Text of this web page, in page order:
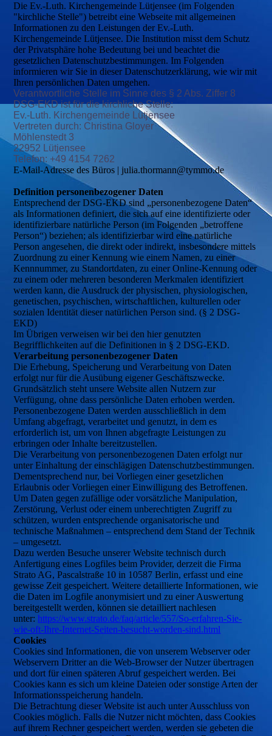
Die Ev.-Luth. Kirchengemeinde Lütjensee (im Folgenden
"kirchliche Stelle") betreibt eine Webseite mit allgemeinen
Informationen zu den Leistungen der Ev.-Luth.
Kirchengemeinde Lütjensee. Die Institution misst dem Schutz
der Privatsphäre hohe Bedeutung bei und beachtet die
gesetzlichen Datenschutzbestimmungen. Im Folgenden
informieren wir Sie in dieser Datenschutzerklärung, wie wir mit
Ihren persönlichen Daten umgehen.
Verantwortliche Stelle im Sinne des § 2 Abs. Ziffer 8
DSG-EKD ist für die kirchliche Stelle:
Ev.-Luth. Kirchengemeinde Lütjensee
Vertreten durch: Christina Gloyer
Möhlenstedt 3
22952 Lütjensee
Telefon: +49 4154 7262
E-Mail-Adresse des Büros | julia.thormann@tymmo.de
Definition personenbezogener Daten
Entsprechend der DSG-EKD sind „personenbezogene Daten“
als Informationen definiert, die sich auf eine identifizierte oder
identifizierbare natürliche Person (im Folgenden „betroffene
Person“) beziehen; als identifizierbar wird eine natürliche
Person angesehen, die direkt oder indirekt, insbesondere mittels
Zuordnung zu einer Kennung wie einem Namen, zu einer
Kennnummer, zu Standortdaten, zu einer Online-Kennung oder
zu einem oder mehreren besonderen Merkmalen identifiziert
werden kann, die Ausdruck der physischen, physiologischen,
genetischen, psychischen, wirtschaftlichen, kulturellen oder
sozialen Identität dieser natürlichen Person sind. (§ 2 DSG-
EKD)
Im Übrigen verweisen wir bei den hier genutzten
Begrifflichkeiten auf die Definitionen in § 2 DSG-EKD.
Verarbeitung personenbezogener Daten
Die Erhebung, Speicherung und Verarbeitung von Daten
erfolgt nur für die Ausübung eigener Geschäftszwecke.
Grundsätzlich steht unsere Website allen Nutzern zur
Verfügung, ohne dass persönliche Daten erhoben werden.
Personenbezogene Daten werden ausschließlich in dem
Umfang abgefragt, verarbeitet und genutzt, in dem es
erforderlich ist, um von Ihnen abgefragte Leistungen zu
erbringen oder Inhalte bereitzustellen.
Die Verarbeitung von personenbezogenen Daten erfolgt nur
unter Einhaltung der einschlägigen Datenschutzbestimmungen.
Dementsprechend nur, bei Vorliegen einer gesetzlichen
Erlaubnis oder Vorliegen einer Einwilligung des Betroffenen.
Um Daten gegen zufällige oder vorsätzliche Manipulation,
Zerstörung, Verlust oder einem unberechtigten Zugriff zu
schützen, wurden entsprechende organisatorische und
technische Maßnahmen – entsprechend dem Stand der Technik
– umgesetzt.
Dazu werden Besuche unserer Website technisch durch
Anfertigung eines Logfiles beim Provider, derzeit die Firma
Strato AG, Pascalstraße 10 in 10587 Berlin, erfasst und eine
gewisse Zeit gespeichert. Weitere detaillierte Informationen, wie
die Daten im Logfile anonymisiert und zu einer Auswertung
bereitgestellt werden, können sie detailliert nachlesen
unter: https://www.strato.de/faq/article/557/So-erfahren-Sie-
wie-oft-Ihre-Internet-Seiten-besucht-worden-sind.html
Cookies
Cookies sind Informationen, die von unserem Webserver oder
Webservern Dritter an die Web-Browser der Nutzer übertragen
und dort für einen späteren Abruf gespeichert werden. Bei
Cookies kann es sich um kleine Dateien oder sonstige Arten der
Informationsspeicherung handeln.
Die Betrachtung dieser Website ist auch unter Ausschluss von
Cookies möglich. Falls die Nutzer nicht möchten, dass Cookies
auf ihrem Rechner gespeichert werden, werden sie gebeten die